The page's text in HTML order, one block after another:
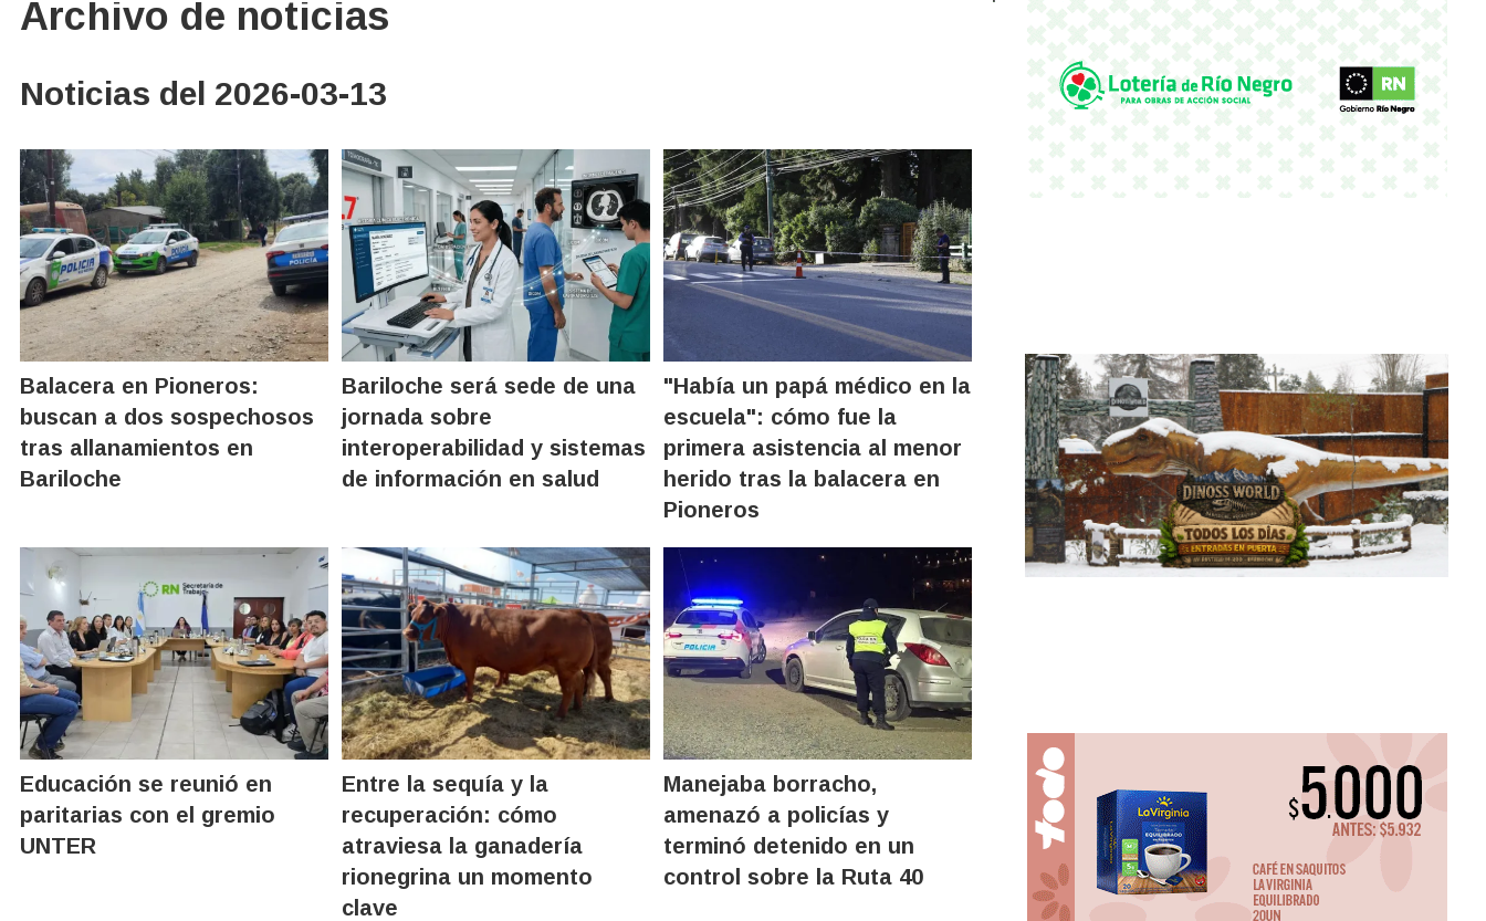
Archivo de noticias
Noticias del 2026-03-13
Balacera en Pioneros:
buscan a dos sospechosos
tras allanamientos en
Bariloche
Bariloche será sede de una
jornada sobre
interoperabilidad y sistemas
de información en salud
"Había un papá médico en la
escuela": cómo fue la
primera asistencia al menor
herido tras la balacera en
Pioneros
Educación se reunió en
paritarias con el gremio
UNTER
Entre la sequía y la
recuperación: cómo
atraviesa la ganadería
rionegrina un momento
clave
Manejaba borracho,
amenazó a policías y
terminó detenido en un
control sobre la Ruta 40